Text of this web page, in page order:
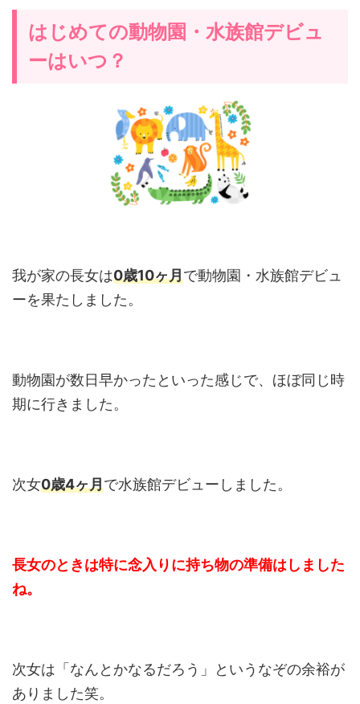
はじめての動物園・水族館デビュ
ーはいつ？
我が家の長女は0歳10ヶ月で動物園・水族館デビュ
ーを果たしました。
動物園が数日早かったといった感じで、ほぼ同じ時
期に行きました。
次女0歳4ヶ月で水族館デビューしました。
長女のときは特に念入りに持ち物の準備はしました
ね。
次女は「なんとかなるだろう」というなぞの余裕が
ありました笑。